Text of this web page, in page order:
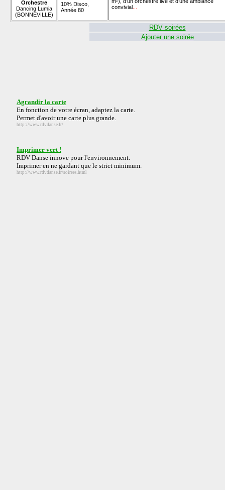
Orchestre
Dancing Lumia
(BONNEVILLE)
10% Disco,
Année 80
convivial
RDV soirées
Ajouter une soirée
Agrandir la carte
En fonction de votre écran, adaptez la carte.
Permet d'avoir une carte plus grande.
http://www.rdvdanse.fr/
Imprimer vert !
RDV Danse innove pour l'environnement.
Imprimer en ne gardant que le strict minimum.
http://www.rdvdanse.fr/soirees.html